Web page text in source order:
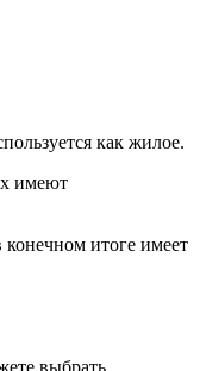
как жилое.
имеют
итоге имеет
выбрать